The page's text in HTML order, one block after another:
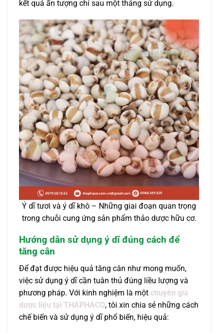
kết quả ấn tượng chỉ sau một tháng sử dụng.
Ý dĩ tươi và ý dĩ khô – Những giai đoạn quan trọng
trong chuỗi cung ứng sản phẩm thảo dược hữu cơ.
Hướng dẫn sử dụng ý dĩ đúng cách để
tăng cân
Để đạt được hiệu quả tăng cân như mong muốn,
việc sử dụng ý dĩ cần tuân thủ đúng liều lượng và
phương pháp. Với kinh nghiệm là một chuyên gia
dược liệu tại THAPHACO, tôi xin chia sẻ những cách
chế biến và sử dụng ý dĩ phổ biến, hiệu quả: